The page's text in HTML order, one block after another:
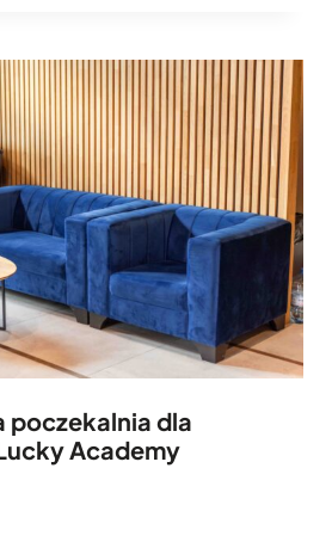
poczekalnia dla
Academy